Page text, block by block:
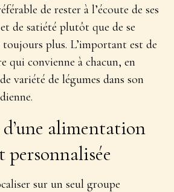
de rester à l’écoute de ses
de satiété plutôt que de se
plus. L’important est de
qui convienne à chacun, en
variété de légumes dans son
alimentation
personnalisée
sur un seul groupe